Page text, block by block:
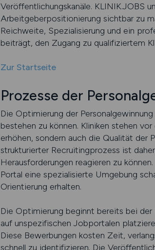
Veröffentlichungskanäle. KLINIK.JOBS
Arbeitgeberpositionierung sichtbar zu
Reichweite, Spezialisierung und ein
beiträgt, den Zugang zu qualifiziertem
Zur Startseite
Prozesse der
Die Optimierung der
bestehen zu können. Kliniken stehen
erhöhen, sondern auch die Qualität der
strukturierter Recruitingprozess ist
Herausforderungen reagieren zu
Portal eine spezialisierte Umgebung
Orientierung erhalten.
Die Optimierung beginnt bereits bei
auf unspezifischen Jobportalen
Diese Bewerbungen kosten Zeit,
schnell zu identifizieren. Die